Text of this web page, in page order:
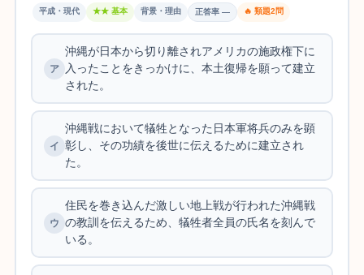
平成・現代 ★★ 基本 背景・理由 正答率 — 🔥 類題2問
沖縄が日本から切り離されアメリカの施政権下に
入ったことをきっかけに、本土復帰を願って建立
された。
沖縄戦において犠牲となった日本軍将兵のみを顕
彰し、その功績を後世に伝えるために建立され
た。
住民を巻き込んだ激しい地上戦が行われた沖縄戦
の教訓を伝えるため、犠牲者全員の氏名を刻んで
いる。